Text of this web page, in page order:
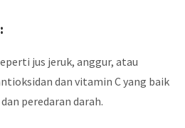
jus jeruk, anggur, atau
dan vitamin C yang baik
peredaran darah.